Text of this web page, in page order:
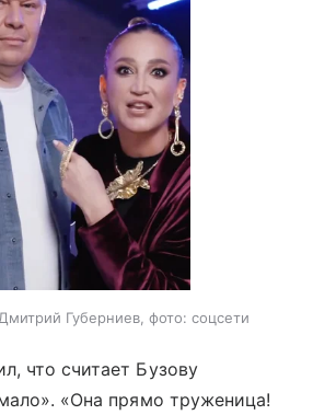
Губерниев, фото: соцсети
что считает Бузову
«Она прямо труженица!